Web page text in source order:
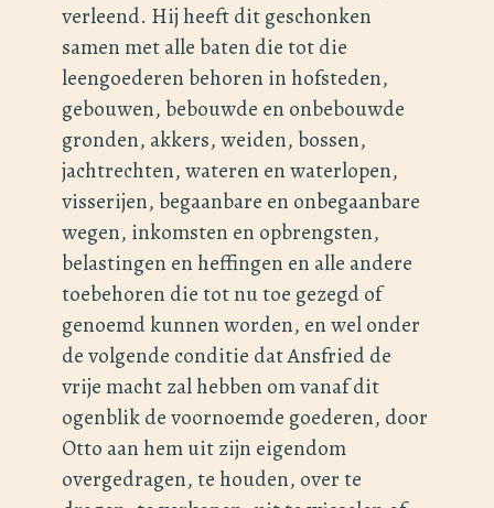
verleend. Hij heeft dit geschonken
samen met alle baten die tot die
leengoederen behoren in hofsteden,
gebouwen, bebouwde en onbebouwde
gronden, akkers, weiden, bossen,
jachtrechten, wateren en waterlopen,
visserijen, begaanbare en onbegaanbare
wegen, inkomsten en opbrengsten,
belastingen en heffingen en alle andere
toebehoren die tot nu toe gezegd of
genoemd kunnen worden, en wel onder
de volgende conditie dat Ansfried de
vrije macht zal hebben om vanaf dit
ogenblik de voornoemde goederen, door
Otto aan hem uit zijn eigendom
overgedragen, te houden, over te